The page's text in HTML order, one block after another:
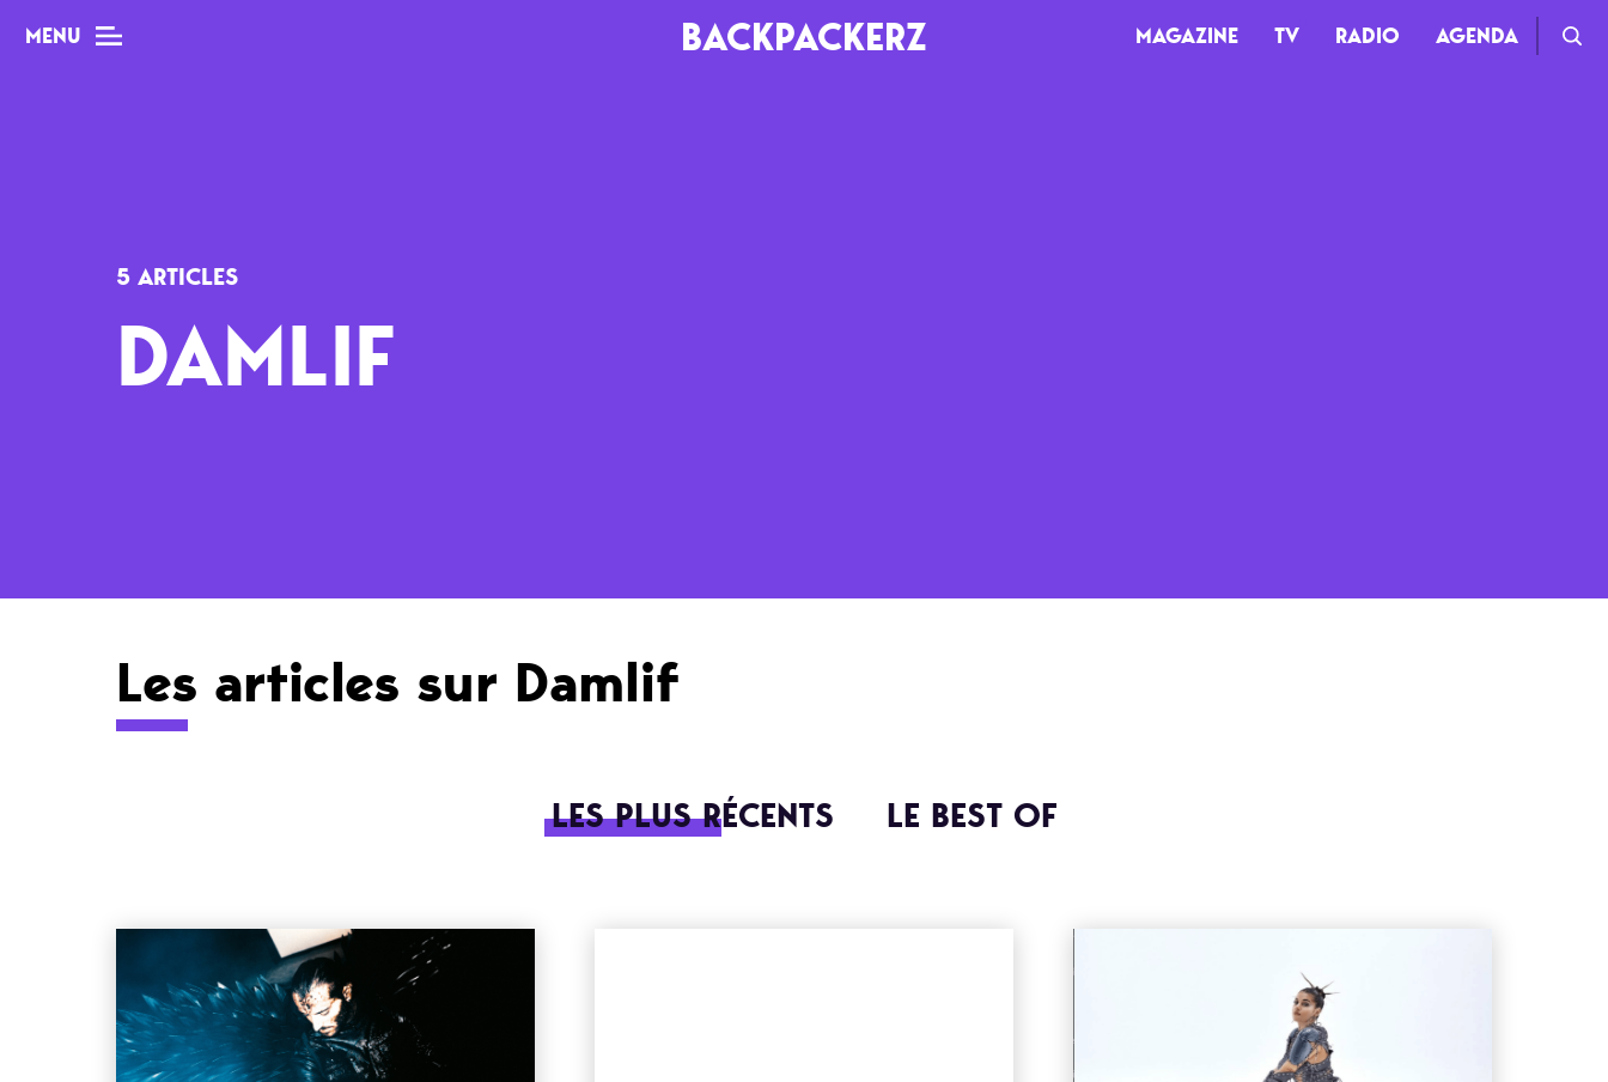
MENU BACKPACKERZ MAGAZINE TV RADIO AGENDA
Tops
Interviews
Chroniques
5 ARTICLES
DAMLIF
Les articles sur Damlif
LES PLUS RÉCENTS LE BEST OF